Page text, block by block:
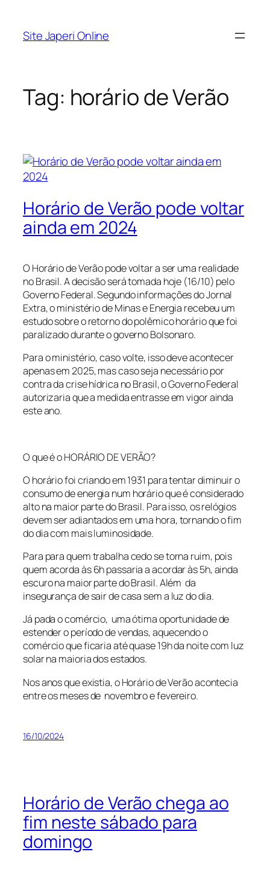
Site Japeri Online
Tag: horário de Verão
Horário de Verão pode voltar
ainda em 2024
O Horário de Verão pode voltar a ser uma realidade
no Brasil. A decisão será tomada hoje (16/10) pelo
Governo Federal. Segundo informações do Jornal
Extra, o ministério de Minas e Energia recebeu um
estudo sobre o retorno do polêmico horário que foi
paralizado durante o governo Bolsonaro.
Para o ministério, caso volte, isso deve acontecer
apenas em 2025, mas caso seja necessário por
contra da crise hídrica no Brasil, o Governo Federal
autorizaria que a medida entrasse em vigor ainda
este ano.
O que é o HORÁRIO DE VERÃO?
O horário foi criando em 1931 para tentar diminuir o
consumo de energia num horário que é considerado
alto na maior parte do Brasil. Para isso, os relógios
devem ser adiantados em uma hora, tornando o fim
do dia com mais luminosidade.
Para para quem trabalha cedo se torna ruim, pois
quem acorda às 6h passaria a acordar às 5h, ainda
escuro na maior parte do Brasil. Além da
insegurança de sair de casa sem a luz do dia.
Já pada o comércio, uma ótima oportunidade de
estender o período de vendas, aquecendo o
comércio que ficaria até quase 19h da noite com luz
solar na maioria dos estados.
Nos anos que existia, o Horário de Verão acontecia
entre os meses de novembro e fevereiro.
16/10/2024
Horário de Verão chega ao
fim neste sábado para
domingo